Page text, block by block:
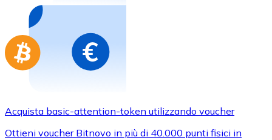
Acquista basic-attention-token utilizzando voucher
Ottieni voucher Bitnovo in più di 40.000 punti fisici in